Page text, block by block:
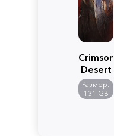
Crimson
Desert
Размер:
131 GB